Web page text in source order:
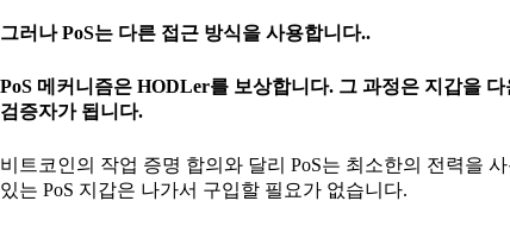
그러나 PoS는 다른 접근 방식을 사용합니다..
PoS 메커니즘은 HODLer를 보상합니다. 그 과정은 지갑을
검증자가 됩니다.
비트코인의 작업 증명 합의와 달리 PoS는 최소한의 전력을
있는 PoS 지갑은 나가서 구입할 필요가 없습니다.